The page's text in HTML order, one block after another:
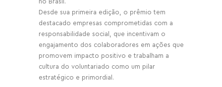
Desde sua primeira edição, o prêmio tem
destacado empresas comprometidas com a
responsabilidade social, que incentivam o
engajamento dos colaboradores em ações que
promovem impacto positivo e trabalham a
cultura do voluntariado como um pilar
estratégico e primordial.